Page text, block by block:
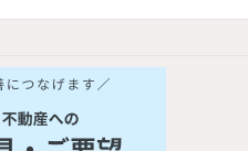
ます！
2階以上
ール通知